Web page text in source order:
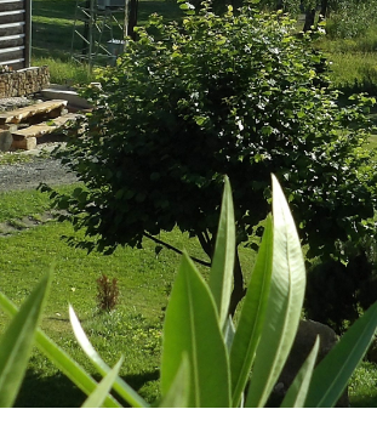
Sauna a vířivka
Masážní sprcha
Vodní skluzavka
Plážový volejbal
Naukovací trampolína
Dětské hřiště
Více